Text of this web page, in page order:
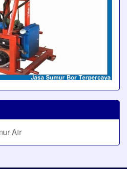
Air